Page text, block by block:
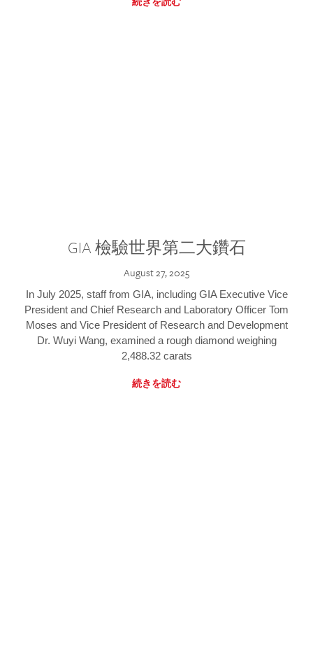
GIA 檢驗世界第二大鑽石
August 27, 2025
In July 2025, staff from GIA, including GIA Executive Vice
President and Chief Research and Laboratory Officer Tom
Moses and Vice President of Research and Development
Dr. Wuyi Wang, examined a rough diamond weighing
2,488.32 carats
続きを読む